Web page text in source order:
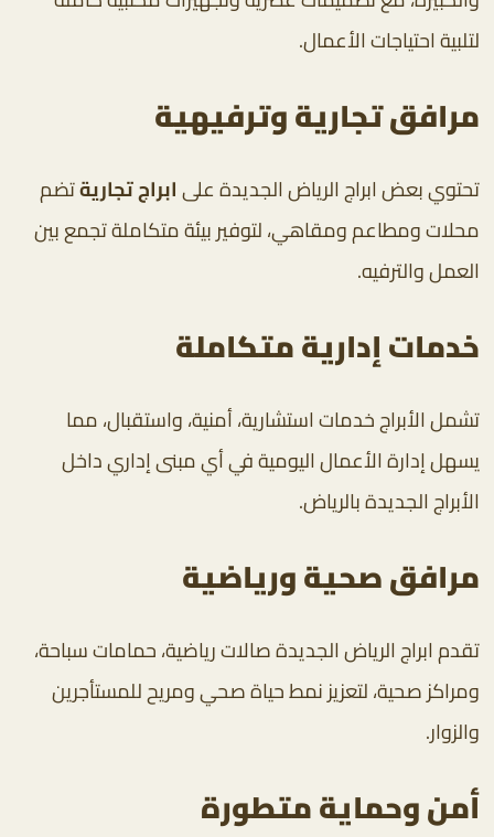
لتلبية احتياجات الأعمال.
مرافق تجارية وترفيهية
تحتوي بعض ابراج الرياض الجديدة علىابراج تجاريةتضم
محلات ومطاعم ومقاهي، لتوفير بيئة متكاملة تجمع بين
العمل والترفيه.
خدمات إدارية متكاملة
تشمل الأبراج خدمات استشارية، أمنية، واستقبال، مما
يسهل إدارة الأعمال اليومية في أي مبنى إداري داخل
الأبراج الجديدة بالرياض.
مرافق صحية ورياضية
تقدم ابراج الرياض الجديدة صالات رياضية، حمامات سباحة،
ومراكز صحية، لتعزيز نمط حياة صحي ومريح للمستأجرين
والزوار.
أمن وحماية متطورة